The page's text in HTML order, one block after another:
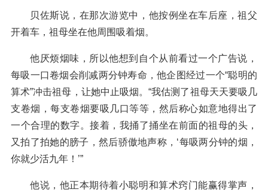
贝佐斯说，在那次游览中，他按例坐在车后座，祖父
开着车，祖母坐在他周围吸着烟。
他厌烦烟味，所以他想到自个从前看过一个广告说，
每吸一口卷烟会削减两分钟寿命，他企图经过一个“聪明的
算术”冲击祖母，让她中止吸烟。“我估测了祖母天天要吸几
支卷烟，每支卷烟要吸几口等等，然后称心如意地得出了
一个合理的数字。接着，我捅了捅坐在前面的祖母的头，
又拍了拍她的膀子，然后骄傲地声称，‘每吸两分钟的烟，
你就少活九年！’”
他说，他正本期待着小聪明和算术窍门能赢得掌声，